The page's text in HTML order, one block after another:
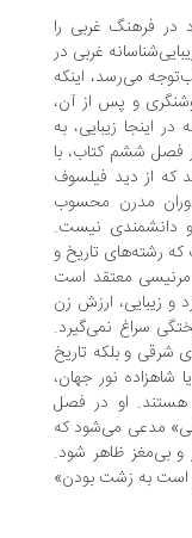
غربی را
غربی در
اینکه
و پس از آن،
زیبایی، به
کتاب، با
دید فیلسوف
مدرن محسوب
نیست.
تاریخ و
معتقد است
ارزش زن
نمی‌گیرد.
بلکه تاریخ
نور جهان،
او در فصل
غربی» مدعی می‌شود که
ظاهر شود.
زشت بودن»